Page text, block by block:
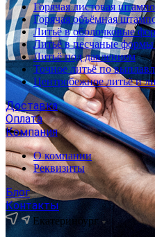
Горячая листовая
Горячая объёмная
Литьё в оболочковые
Литьё в песчаные
Литьё под давлением
Точное литьё по
Центробежное литьё и
Доставка
Оплата
Компания
О компании
Реквизиты
Блог
Контакты
Екатеринбург